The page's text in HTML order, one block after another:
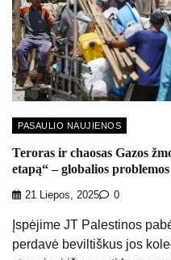
PASAULIO NAUJIENOS
Teroras ir chaosas Gazos
etapą“ – globalios problemos
21 Liepos, 2025 0
Įspėjime JT Palestinos
perdavė beviltiškus jos